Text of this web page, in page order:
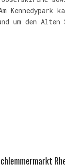
Kennedypark
um den Alten